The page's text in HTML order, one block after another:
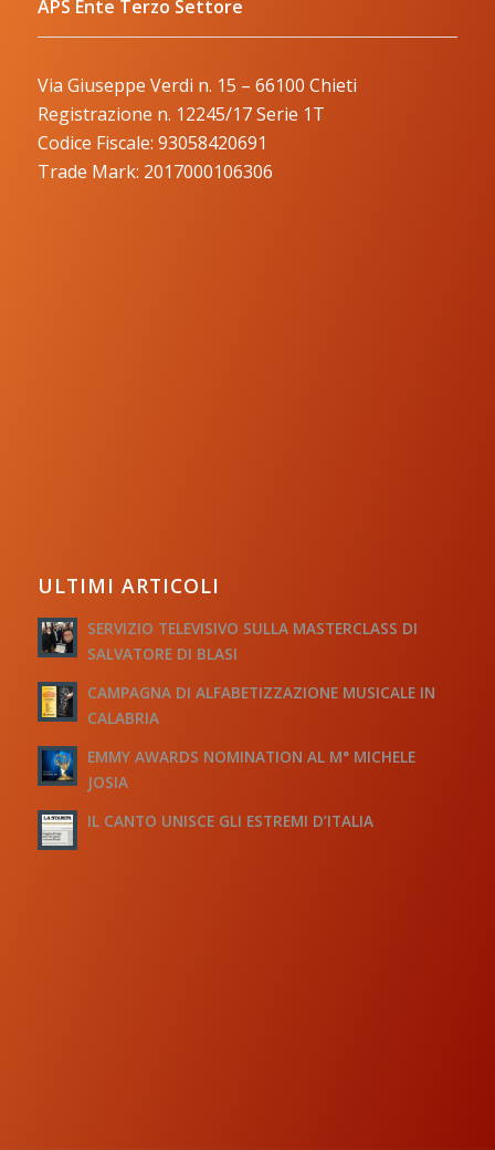
APS Ente Terzo Settore
Via Giuseppe Verdi n. 15 – 66100 Chieti
Registrazione n. 12245/17 Serie 1T
Codice Fiscale: 93058420691
Trade Mark: 2017000106306
ULTIMI ARTICOLI
SERVIZIO TELEVISIVO SULLA MASTERCLASS DI
SALVATORE DI BLASI
CAMPAGNA DI ALFABETIZZAZIONE MUSICALE IN
CALABRIA
EMMY AWARDS NOMINATION AL M° MICHELE
JOSIA
IL CANTO UNISCE GLI ESTREMI D’ITALIA